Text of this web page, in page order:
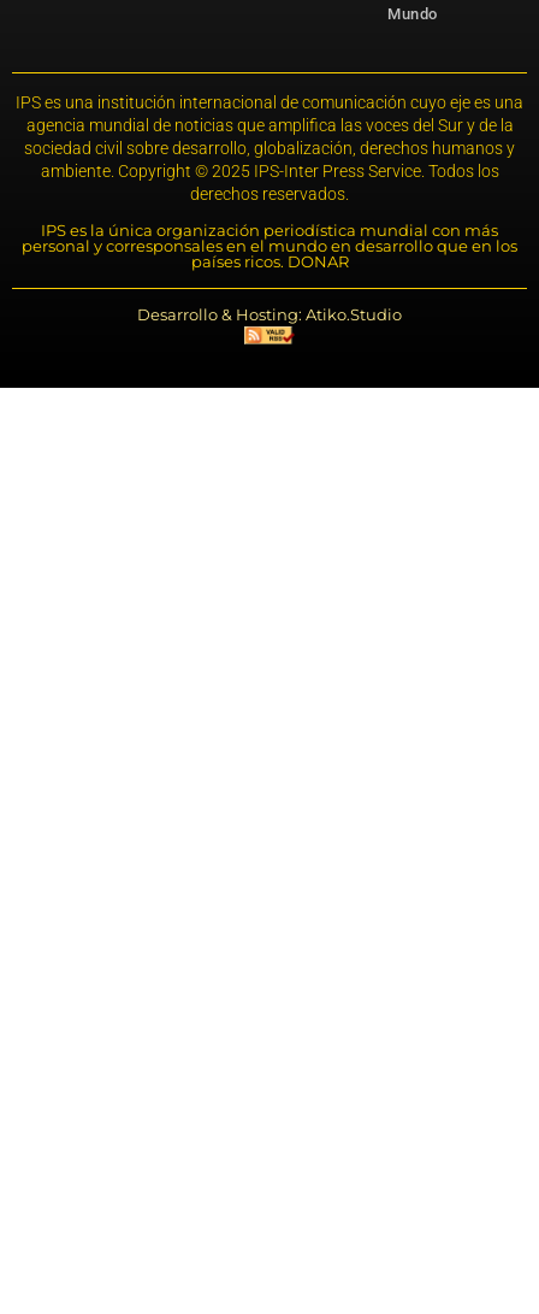
Mundo
IPS es una institución internacional de comunicación cuyo eje es una
agencia mundial de noticias que amplifica las voces del Sur y de la
sociedad civil sobre desarrollo, globalización, derechos humanos y
ambiente. Copyright © 2025 IPS-Inter Press Service. Todos los
derechos reservados.
IPS es la única organización periodística mundial con más
personal y corresponsales en el mundo en desarrollo que en los
países ricos. DONAR
Desarrollo & Hosting: Atiko.Studio